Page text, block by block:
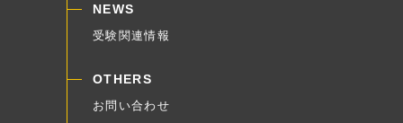
NEWS
受験関連情報
OTHERS
お問い合わせ